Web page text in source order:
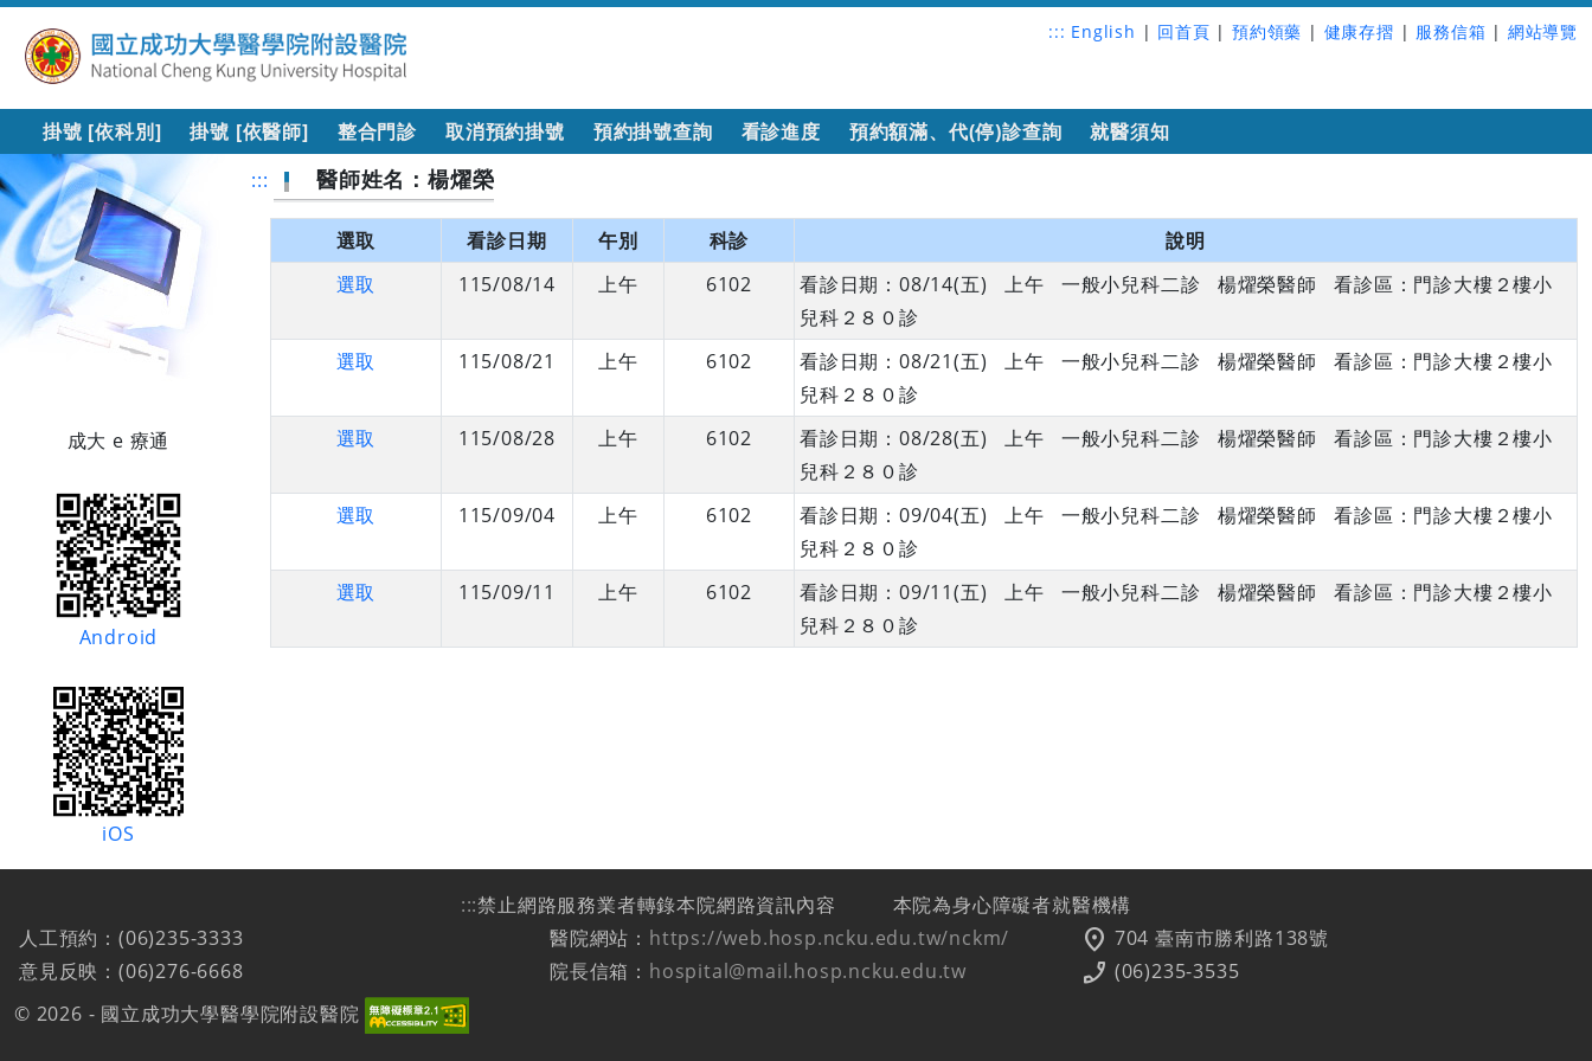
::: English | 回首頁 | 預約領藥 | 健康存摺 | 服務信箱 | 網站導覽
掛號 [依科別] 掛號 [依醫師] 整合門診 取消預約掛號 預約掛號查詢 看診進度 預約額滿、代(停)診查詢 就醫須知
成大 e 療通
Android
iOS
::: 醫師姓名：楊燿榮
選取 看診日期 午別 科診
說明
選取
115/08/14 上午 6102
看診日期：08/14(五) 上午 一般小兒科二診 楊燿榮醫師 看診區：門診大樓２樓小
兒科２８０診
選取
115/08/21 上午 6102
看診日期：08/21(五) 上午 一般小兒科二診 楊燿榮醫師 看診區：門診大樓２樓小
兒科２８０診
選取
115/08/28 上午 6102
看診日期：08/28(五) 上午 一般小兒科二診 楊燿榮醫師 看診區：門診大樓２樓小
兒科２８０診
選取
115/09/04 上午 6102
看診日期：09/04(五) 上午 一般小兒科二診 楊燿榮醫師 看診區：門診大樓２樓小
兒科２８０診
選取
115/09/11 上午 6102
看診日期：09/11(五) 上午 一般小兒科二診 楊燿榮醫師 看診區：門診大樓２樓小
兒科２８０診
:::禁止網路服務業者轉錄本院網路資訊內容
本院為身心障礙者就醫機構
人工預約：(06)235-3333
意見反映：(06)276-6668
醫院網站： https://web.hosp.ncku.edu.tw/nckm/
院長信箱： hospital@mail.hosp.ncku.edu.tw
location_on 704 臺南市勝利路138號
phone_enabled (06)235-3535
© 2026 - 國立成功大學醫學院附設醫院